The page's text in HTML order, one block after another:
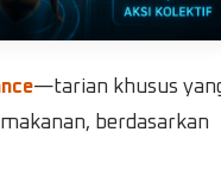
—tarian khusus
berdasarkan